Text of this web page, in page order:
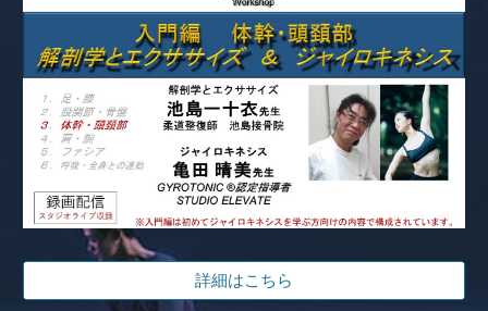
詳細はこちら